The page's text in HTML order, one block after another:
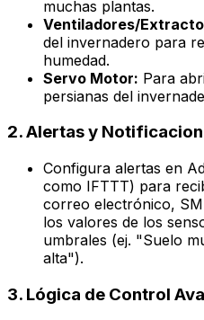
muchas plantas.
Ventiladores/
del invernadero para
humedad.
Servo Motor: Para
persianas del
2. Alertas y
Configura alertas en
como IFTTT) para
correo electrónico,
los valores de los
umbrales (ej. "Suelo
alta").
3. Lógica de Control